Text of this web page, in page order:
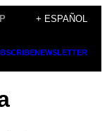
+ ESPAÑOL
NEWSLETTER